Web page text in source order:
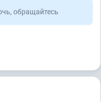
обращайтесь